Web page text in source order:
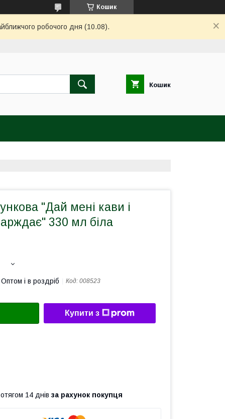
Кошик
робочого дня (10.08).
Кошик
"Дай мені кави і
330 мл біла
Оптом і в роздріб Код: 008523
Купити з
14 днів за рахунок покупця